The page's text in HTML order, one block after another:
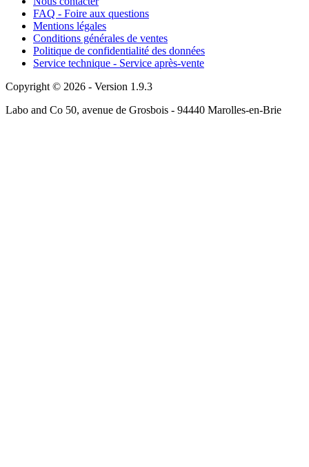
FAQ - Foire aux questions
Mentions légales
Conditions générales de ventes
Politique de confidentialité des données
Service technique - Service après-vente
Copyright © 2026 - Version 1.9.3
Labo and Co 50, avenue de Grosbois - 94440 Marolles-en-Brie